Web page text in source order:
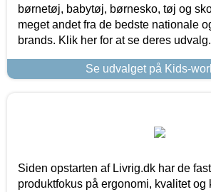
børnetøj, babytøj, børnesko, tøj og
meget andet fra de bedste nationale
brands. Klik her for at se deres udvalg.
Se udvalget på Kids-
Siden opstarten af Livrig.dk har de
produktfokus på ergonomi, kvalitet og